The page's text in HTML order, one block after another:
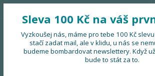
Sleva 100 Kč na váš
Vyzkoušej nás, máme pro tebe 100 Kč
stačí zadat mail, ale v klidu, u nás se
budeme bombardovat newslettery. Když
bude to stát za to.